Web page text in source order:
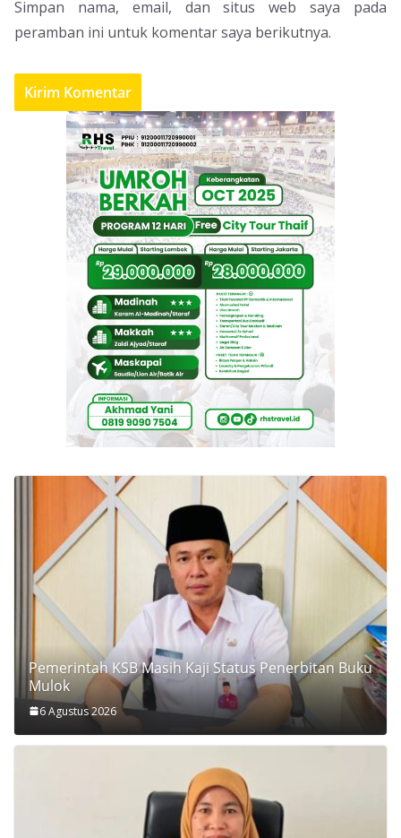
Simpan nama, email, dan situs web saya pada
peramban ini untuk komentar saya berikutnya.
Pemerintah KSB Masih Kaji Status Penerbitan Buku
Mulok
6 Agustus 2026